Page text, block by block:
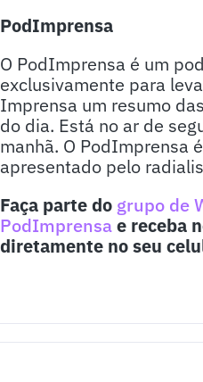
PodImprensa
O PodImprensa é um
exclusivamente para
Imprensa um resumo
do dia. Está no ar de
manhã. O PodImprensa
apresentado pelo
Faça parte do grupo de
PodImprensae receba
diretamente no seu